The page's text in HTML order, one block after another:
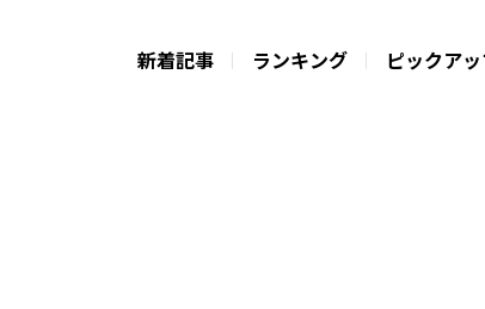
新着記事 ランキング ピックア